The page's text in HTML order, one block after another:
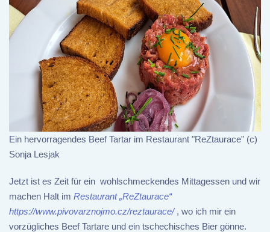
Ein hervorragendes Beef Tartar im Restaurant "ReZtaurace" (c)
Sonja Lesjak
Jetzt ist es Zeit für ein wohlschmeckendes Mittagessen und wir
machen Halt im Restaurant „ReZtaurace“
https://www.pivovarznojmo.cz/reztaurace/ , wo ich mir ein
vorzügliches Beef Tartare und ein tschechisches Bier gönne.